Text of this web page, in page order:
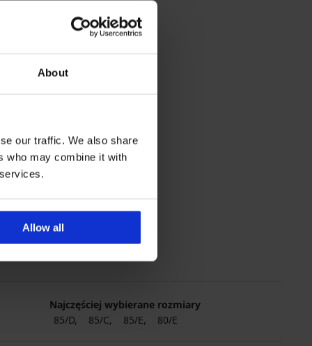
About
our traffic. We also share
who may combine it with
Allow all
Najczęściej wybierane rozmiary
85/D
85/C 85/E 80/E